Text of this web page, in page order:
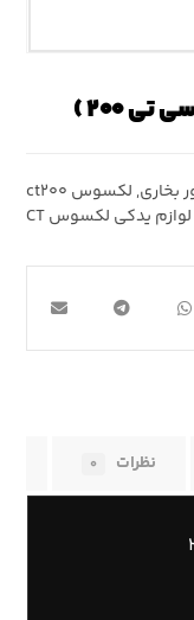
بخاری, لکسوس ct۲۰۰
لوازم یدکی لکسوس CT
نظرات ۰